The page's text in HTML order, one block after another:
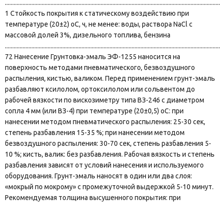
1 Стойкость покрытия к статическому воздействию при
температуре (20±2) оС, ч, не менее: воды, раствора NaCl c
массовой долей 3%, дизельного топлива, бензина
72 Нанесение Грунтовка-эмаль ЭФ-1255 наносится на
поверхность методами пневматического, безвоздушного
распыления, кистью, валиком. Перед применением грунт-эмаль
разбавляют ксилолом, ортоксилолом или сольвентом до
рабочей вязкости по вискозиметру типа ВЗ-246 с диаметром
сопла 4 мм (или ВЗ-4) при температуре (20±0,5) оС: при
нанесении методом пневматического распыления: 25-30 сек,
степень разбавления 15-35 %; при нанесении методом
безвоздушного распыления: 30-70 сек, степень разбавления 5-
10 %; кисть, валик: без разбавления. Рабочая вязкость и степень
разбавления зависят от условий нанесения и используемого
оборудования. Грунт-эмаль наносят в один или два слоя:
«мокрый по мокрому» с промежуточной выдержкой 5-10 минут.
Рекомендуемая толщина высушенного покрытия: при